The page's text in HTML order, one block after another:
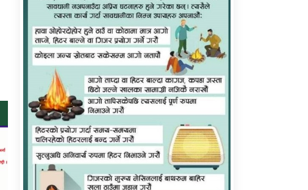
कर्णाली प्राविधि शिक्षालय जुम्लाको सुचना